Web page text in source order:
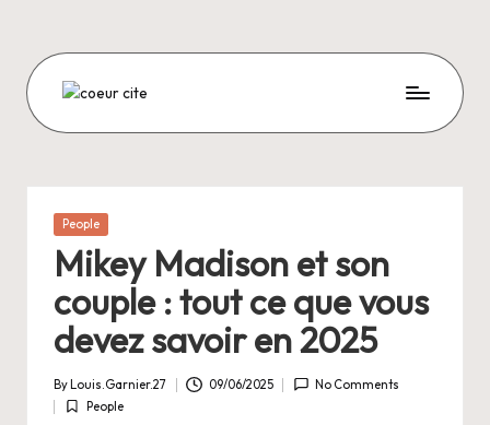
content
C
E
U
R
C
I
T
E
Posted
People
Mikey Madison et son
couple : tout ce que vous
devez savoir en 2025
Posted
by
By Louis.Garnier.27 09/06/2025 No Comments
Posted
People